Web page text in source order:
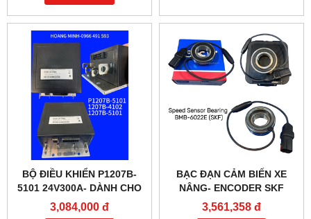
BỘ ĐIỀU KHIỂN P1207B-
5101 24V300A- DÀNH CHO
XE NÂNG
3,084,000 đ
BẠC ĐẠN CẢM BIẾN XE
NÂNG- ENCODER SKF
BMB-6022E
3,561,358 đ